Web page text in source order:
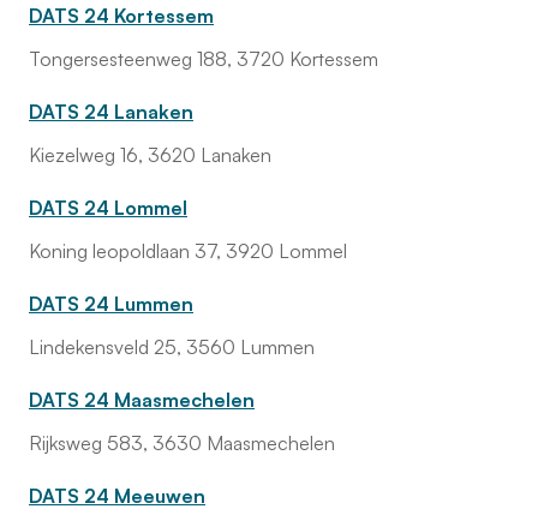
DATS 24 Kortessem
Tongersesteenweg 188, 3720 Kortessem
DATS 24 Lanaken
Kiezelweg 16, 3620 Lanaken
DATS 24 Lommel
Koning leopoldlaan 37, 3920 Lommel
DATS 24 Lummen
Lindekensveld 25, 3560 Lummen
DATS 24 Maasmechelen
Rijksweg 583, 3630 Maasmechelen
DATS 24 Meeuwen